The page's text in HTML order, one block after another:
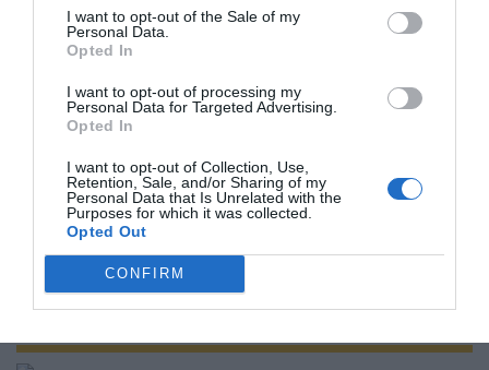
I want to opt-out of the Sale of my
Personal Data.
Opted In
I want to opt-out of processing my
Personal Data for Targeted Advertising.
Opted In
I want to opt-out of Collection, Use,
Retention, Sale, and/or Sharing of my
Personal Data that Is Unrelated with the
Purposes for which it was collected.
Opted Out
CONFIRM
satsar på hela familjen
Gary Moore-veteran gästar
”Vad händer på byn?” passerar 50
000 medlemmar